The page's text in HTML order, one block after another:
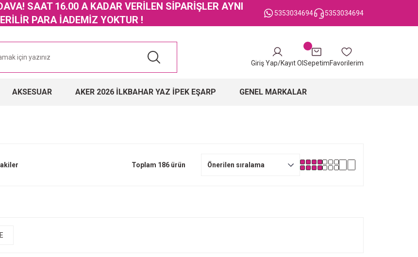
SAAT 16.00 A KADAR VERİLEN SİPARİŞLER AYNI
PARA İADEMİZ YOKTUR !
5353034694 5353034694
Giriş Yap/Kayıt Ol SepetimFavorilerim
AKSESUAR AKER 2026 İLKBAHAR YAZ İPEK EŞARP GENEL MARKALAR
Toplam 186 ürün